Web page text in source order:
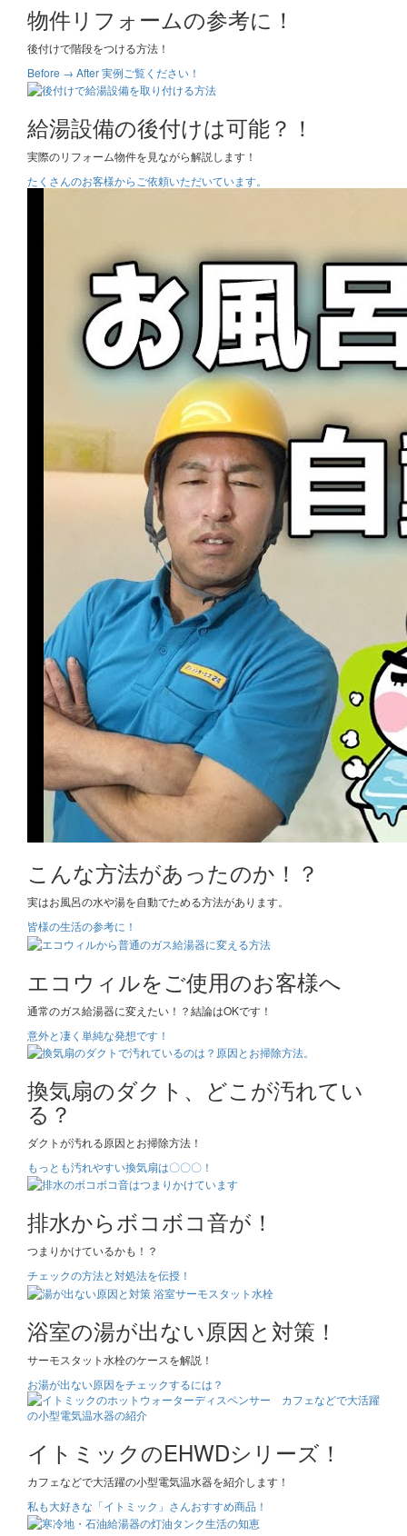
物件リフォームの参考に！
後付けで階段をつける方法！
Before → After 実例ご覧ください！
給湯設備の後付けは可能？！
実際のリフォーム物件を見ながら解説します！
たくさんのお客様からご依頼いただいています。
こんな方法があったのか！？
実はお風呂の水や湯を自動でためる方法があります。
皆様の生活の参考に！
エコウィルをご使用のお客様へ
通常のガス給湯器に変えたい！？結論はOKです！
意外と凄く単純な発想です！
換気扇のダクト、どこが汚れてい
る？
ダクトが汚れる原因とお掃除方法！
もっとも汚れやすい換気扇は〇〇〇！
排水からボコボコ音が！
つまりかけているかも！？
チェックの方法と対処法を伝授！
浴室の湯が出ない原因と対策！
サーモスタット水栓のケースを解説！
お湯が出ない原因をチェックするには？
イトミックのEHWDシリーズ！
カフェなどで大活躍の小型電気温水器を紹介します！
私も大好きな「イトミック」さんおすすめ商品！